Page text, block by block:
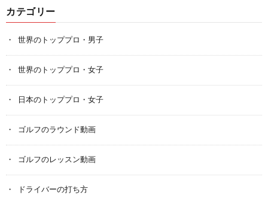
カテゴリー
世界のトッププロ・男子
世界のトッププロ・女子
日本のトッププロ・女子
ゴルフのラウンド動画
ゴルフのレッスン動画
ドライバーの打ち方